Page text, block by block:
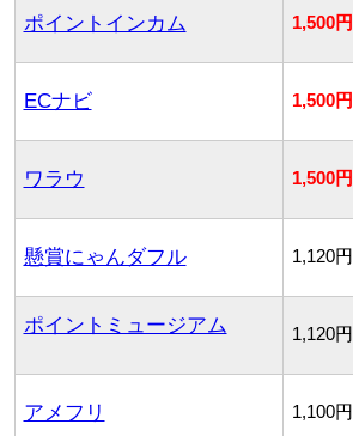
ポイントインカム 1,500円
ECナビ 1,500円
ワラウ 1,500円
懸賞にゃんダフル 1,120円
ポイントミュージアム 1,120円
アメフリ 1,100円